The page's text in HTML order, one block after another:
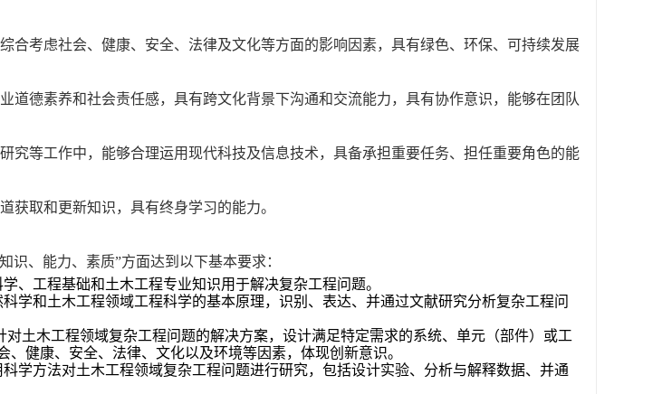
合考虑社会、健康、安全、法律及文化等方面的影响因素，具有绿色、环保、可持续发展
道德素养和社会责任感，具有跨文化背景下沟通和交流能力，具有协作意识，能够在团队
究等工作中，能够合理运用现代科技及信息技术，具备承担重要任务、担任重要角色的能
获取和更新知识，具有终身学习的能力。
知识、能力、素质”方面达到以下基本要求：
、工程基础和土木工程专业知识用于解决复杂工程问题。
学和土木工程领域工程科学的基本原理，识别、表达、并通过文献研究分析复杂工程问
对土木工程领域复杂工程问题的解决方案，设计满足特定需求的系统、单元（部件）或工
、健康、安全、法律、文化以及环境等因素，体现创新意识。
学方法对土木工程领域复杂工程问题进行研究，包括设计实验、分析与解释数据、并通